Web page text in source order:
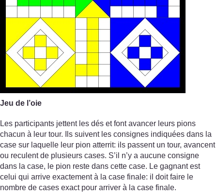
Jeu de l’oie
Les participants jettent les dés et font avancer leurs pions
chacun à leur tour. Ils suivent les consignes indiquées dans la
case sur laquelle leur pion atterrit: ils passent un tour, avancent
ou reculent de plusieurs cases. S’il n’y a aucune consigne
dans la case, le pion reste dans cette case. Le gagnant est
celui qui arrive exactement à la case finale: il doit faire le
nombre de cases exact pour arriver à la case finale.